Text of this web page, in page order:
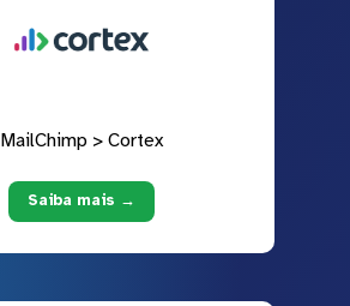
MailChimp > Cortex
Saiba mais →